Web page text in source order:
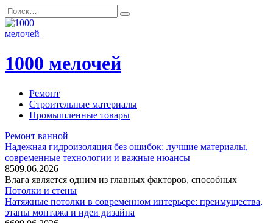
Перейти
к
содержанию
Search
for:
1000 мелочей
Ремонт
Строительные материалы
Промышленные товары
Ремонт ванной
Надежная гидроизоляция без ошибок: лучшие материалы,
современные технологии и важные нюансы
8509.06.2026
Влага является одним из главных факторов, способных
Потолки и стены
Натяжные потолки в современном интерьере: преимущества,
этапы монтажа и идеи дизайна